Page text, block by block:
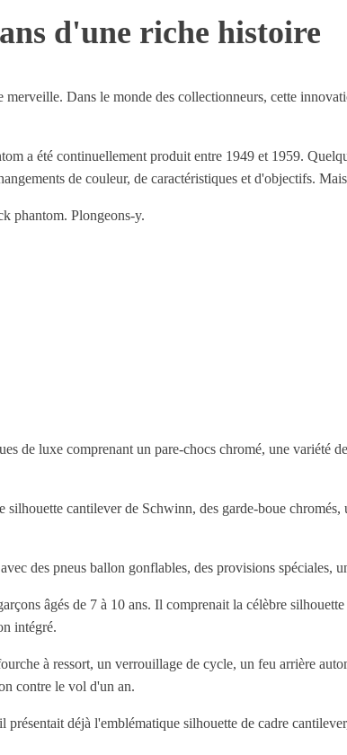
d'une riche histoire
Dans le monde des collectionneurs, cette
a été continuellement produit entre 1949 et 1959.
de couleur, de caractéristiques et d'objectifs.
phantom. Plongeons-y.
de luxe comprenant un pare-chocs chromé, une variété
cantilever de Schwinn, des garde-boue
des pneus ballon gonflables, des provisions spéciales,
âgés de 7 à 10 ans. Il comprenait la célèbre
intégré.
à ressort, un verrouillage de cycle, un feu arrière
contre le vol d'un an.
déjà l'emblématique silhouette de cadre